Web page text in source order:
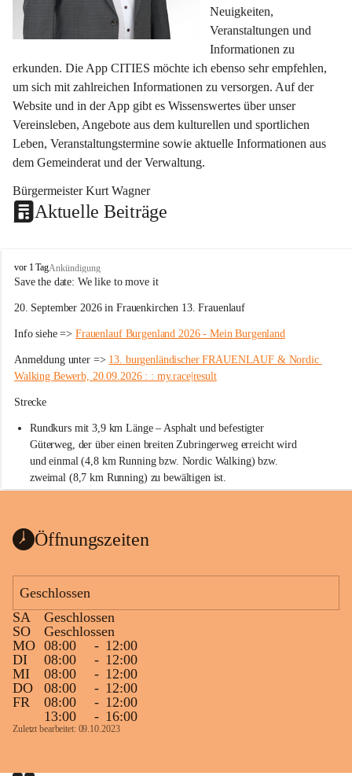
Neuigkeiten,
Veranstaltungen und
Informationen zu
erkunden. Die App CITIES möchte ich ebenso sehr empfehlen,
um sich mit zahlreichen Informationen zu versorgen. Auf der
Website und in der App gibt es Wissenswertes über unser
Vereinsleben, Angebote aus dem kulturellen und sportlichen
Leben, Veranstaltungstermine sowie aktuelle Informationen aus
dem Gemeinderat und der Verwaltung.
Bürgermeister Kurt Wagner
Aktuelle Beiträge
W
ö
t
r
b
e
r
g
vor 1 TagAnkündigung
Save the date: We like to move it
20. September 2026 in Frauenkirchen 13. Frauenlauf
Info siehe => Frauenlauf Burgenland 2026 - Mein Burgenland
Anmeldung unter => 13. burgenländischer FRAUENLAUF & Nordic
Walking Bewerb, 20.09.2026 : : my.race|result
Strecke
Rundkurs mit 3,9 km Länge – Asphalt und befestigter
Güterweg, der über einen breiten Zubringerweg erreicht wird
und einmal (4,8 km Running bzw. Nordic Walking) bzw.
zweimal (8,7 km Running) zu bewältigen ist.
Parkplatz auf der Rückseite der St. Martins Therme & Lodge
Zielgelände mit Verpflegungstruck
Ablauf
Samstag, 19.9.
13 bis 15 Uhr Startnummernausgabe, im Seminarraum der St.
Martins Therme & Lodge Frauenkirchen (vom Parkplatz hinter
der Therme zugänglich)
Sonntag, 20.9.
Öffnungszeiten
Geschlossen
SA
Geschlossen
SO
Geschlossen
MO 08:00 - 12:00
DI
08:00 - 12:00
MI
08:00 - 12:00
DO
08:00 - 12:00
FR
08:00 - 12:00
13:00
- 16:00
Zuletzt bearbeitet: 09.10.2023